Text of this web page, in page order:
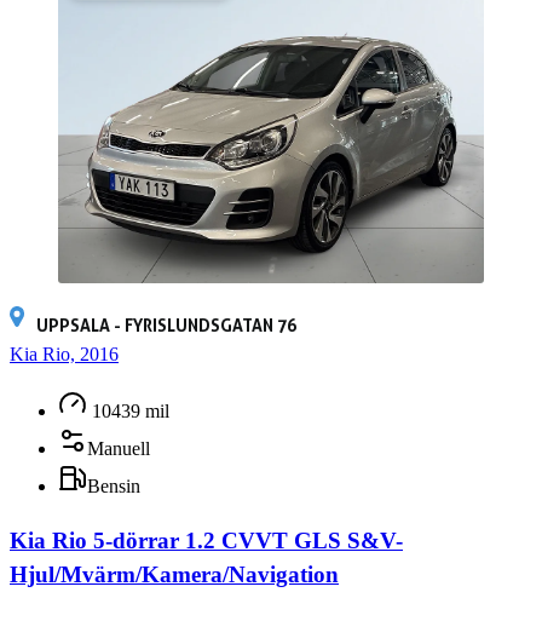
UPPSALA - FYRISLUNDSGATAN 76
Kia Rio, 2016
10439 mil
Manuell
Bensin
Kia Rio 5-dörrar 1.2 CVVT GLS S&V-
Hjul/Mvärm/Kamera/Navigation